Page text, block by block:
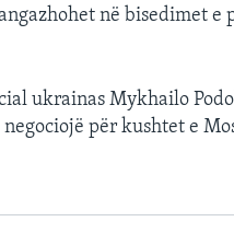
në bisedimet e
ukrainas Mykhailo
për kushtet e